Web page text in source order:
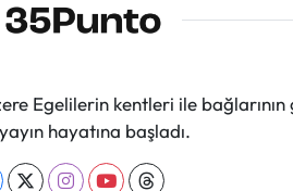
Egelilerin kentleri ile
hayatına başladı.